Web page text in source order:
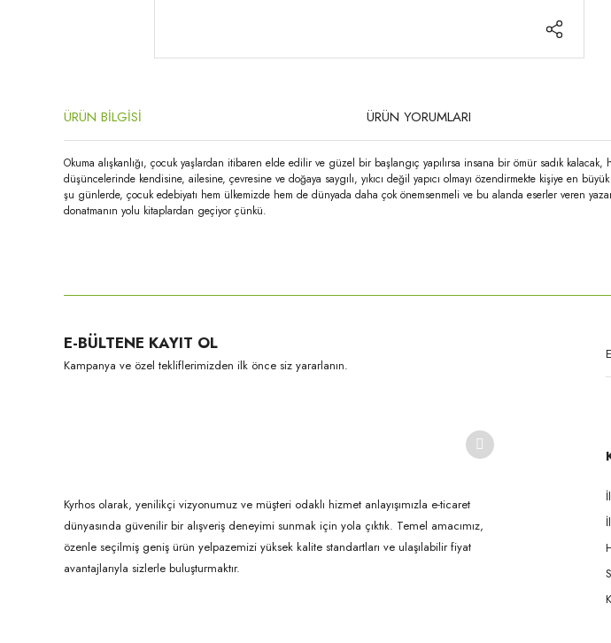
ÜRÜN BİLGİSİ ÜRÜN YORUMLARI
Okuma alışkanlığı, çocuk yaşlardan itibaren elde edilir ve güzel bir başlangıç yapılırsa insana bir ömür sadık
düşüncelerinde kendisine, ailesine, çevresine ve doğaya saygılı, yıkıcı değil yapıcı olmayı özendirmekte kişiye en
şu günlerde, çocuk edebiyatı hem ülkemizde hem de dünyada daha çok önemsenmeli ve bu alanda eserler veren
donatmanın yolu kitaplardan geçiyor çünkü.
Ürün açıklamasında eksik bilgiler bulunuyor.
Ürün bilgilerinde hatalar bulunuyor.
E-BÜLTENE KAYIT OL
Kampanya ve özel tekliflerimizden ilk önce siz yararlanın.
Kyrhos olarak, yenilikçi vizyonumuz ve müşteri odaklı hizmet anlayışımızla e-ticaret
dünyasında güvenilir bir alışveriş deneyimi sunmak için yola çıktık. Temel amacımız,
özenle seçilmiş geniş ürün yelpazemizi yüksek kalite standartları ve ulaşılabilir fiyat
avantajlarıyla sizlerle buluşturmaktır.